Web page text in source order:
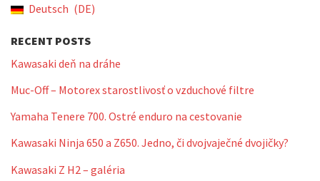
Deutsch
DE
RECENT POSTS
Kawasaki deň na dráhe
Muc-Off – Motorex starostlivosť o vzduchové filtre
Yamaha Tenere 700. Ostré enduro na cestovanie
Kawasaki Ninja 650 a Z650. Jedno, či dvojvaječné dvojičky?
Kawasaki Z H2 – galéria